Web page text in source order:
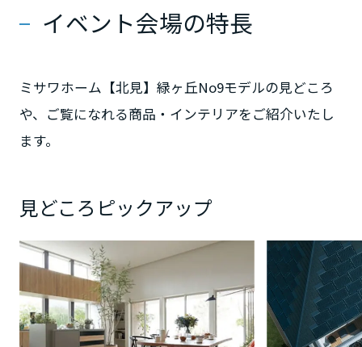
イベント会場の特長
ミサワホーム【北見】緑ヶ丘No9モデルの見どころ
や、ご覧になれる商品・インテリアをご紹介いたし
ます。
見どころピックアップ
山梨県
長野県
東海エリア
静岡県
愛知県